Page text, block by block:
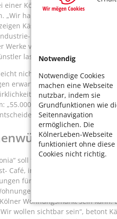
Notwendig
Notwendige Cookies
machen eine Webseite
nutzbar, indem sie
Grundfunktionen wie
Seitennavigation
ermöglichen. Die
KölnerLeben-Webseite
funktioniert ohne diese
Cookies nicht richtig.
einer Kölner
„Wir haben einen
Kästel und seine
und Handelskammer
Werke verkauft, fließt der Betrag
lassen es sich auch nicht
nicht unbedingt der Typ,
erwarten würde. Vielleicht ist
werden kann, wurde
„55.000 Euro haben wir damit
Moment kurz nach
soll freilich keine
Café, in dem Menschen mit
für Menschen, denen die
schaffen, die
Wohnungsmarkt sein
wollen sichtbar sein“, betont